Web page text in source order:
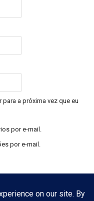
a próxima vez que eu
por e-mail.
por e-mail.